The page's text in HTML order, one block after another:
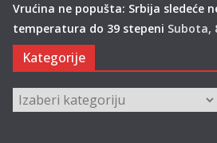
Vrućina ne popušta: Srbija sledeće
temperatura do 39 stepeni Subota,
Kategorije
Kategorije